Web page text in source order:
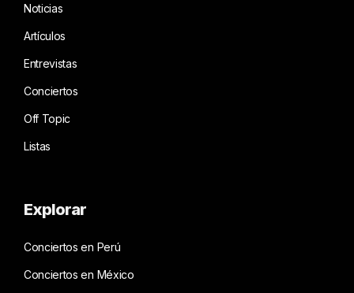
Noticias
Artículos
Entrevistas
Conciertos
Off Topic
Listas
Explorar
Conciertos en Perú
Conciertos en México